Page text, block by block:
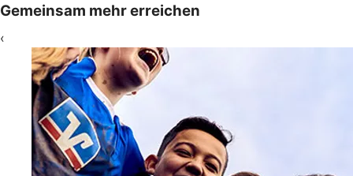
Gemeinsam mehr erreichen
‹